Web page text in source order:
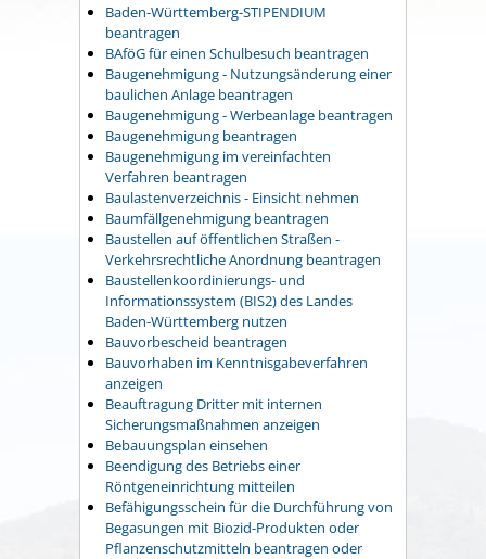
Baden-Württemberg-STIPENDIUM
beantragen
BAföG für einen Schulbesuch beantragen
Baugenehmigung - Nutzungsänderung einer
baulichen Anlage beantragen
Baugenehmigung - Werbeanlage beantragen
Baugenehmigung beantragen
Baugenehmigung im vereinfachten
Verfahren beantragen
Baulastenverzeichnis - Einsicht nehmen
Baumfällgenehmigung beantragen
Baustellen auf öffentlichen Straßen -
Verkehrsrechtliche Anordnung beantragen
Baustellenkoordinierungs- und
Informationssystem (BIS2) des Landes
Baden-Württemberg nutzen
Bauvorbescheid beantragen
Bauvorhaben im Kenntnisgabeverfahren
anzeigen
Beauftragung Dritter mit internen
Sicherungsmaßnahmen anzeigen
Bebauungsplan einsehen
Beendigung des Betriebs einer
Röntgeneinrichtung mitteilen
Befähigungsschein für die Durchführung von
Begasungen mit Biozid-Produkten oder
Pflanzenschutzmitteln beantragen oder